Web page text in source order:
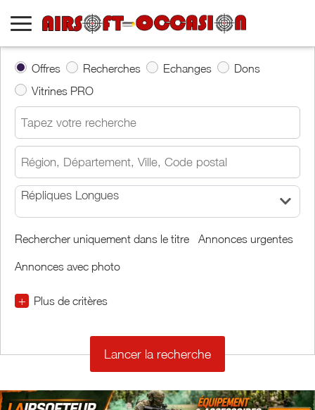
Offres Recherches Echanges
Dons
Vitrines PRO
Répliques Longues
Rechercher uniquement dans le titre Annonces urgentes
Annonces avec photo
+ Plus de critères